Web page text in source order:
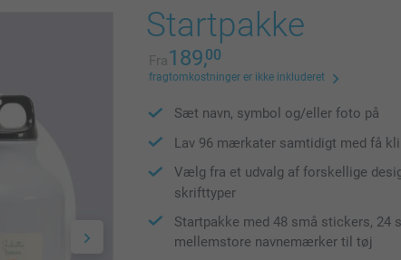
Startpakke
Fra189,00
fragtomkostninger er ikke inkluderet
Sæt navn, symbol og/eller foto på
Lav 96 mærkater samtidigt med få
Vælg fra et udvalg af forskellige
skrifttyper
Startpakke med 48 små stickers, 24
mellemstore navnemærker til tøj